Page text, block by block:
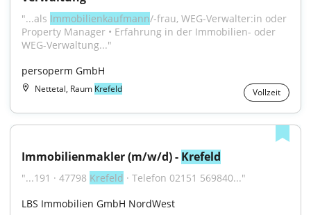
"...als Immobilienkaufmann/-frau, WEG-Verwalter:in oder
Property Manager • Erfahrung in der Immobilien- oder
WEG-Verwaltung..."
persoperm GmbH
Nettetal, Raum Krefeld Vollzeit
Immobilienmakler (m/w/d) - Krefeld
"...191 · 47798 Krefeld · Telefon 02151 569840..."
LBS Immobilien GmbH NordWest